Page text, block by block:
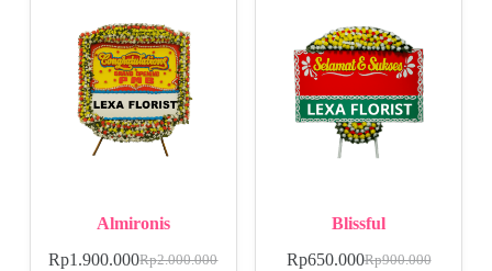
Almironis
Rp2.000.000
Rp1.900.000
Blissful
Rp900.000
Rp650.000